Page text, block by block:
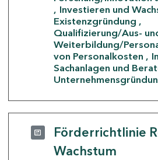
Investieren und
Existenzgründung
Qualifizierung/Aus-
Weiterbildung/
von Personalkosten
Sachanlagen und
Förderrichtlinie
Wachstum